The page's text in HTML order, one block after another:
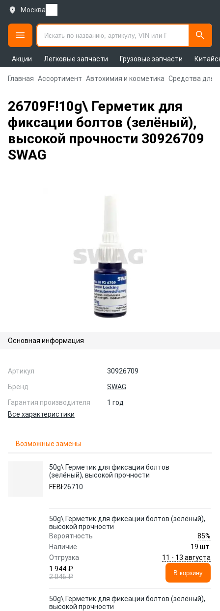
Москва
Акции Легковые запчасти Грузовые запчасти
Главная Ассортимент Автохимия и косметика Средства для
26709F!10g\ Герметик для
фиксации болтов (зелёный),
высокой прочности 30926709
SWAG
Основная информация
Артикул
30926709
Бренд
SWAG
Гарантия производителя
1 год
Все характеристики
Возможные замены
50g\ Герметик для фиксации болтов
(зелёный), высокой прочности
FEBI 26710
50g\ Герметик для фиксации болтов (зелёный),
высокой прочности
Вероятность
85%
Наличие
19 шт.
Отгрузка
11 - 13 августа
1 944 ₽
2 046 ₽
В корзину
50g\ Герметик для фиксации болтов (зелёный),
высокой прочности